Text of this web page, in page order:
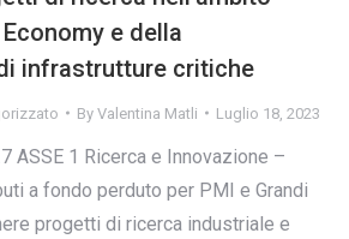
e della
infrastrutture critiche
By Valentina Matli Luglio 18, 2023
ASSE 1 Ricerca e Innovazione –
a fondo perduto per PMI e Grandi
progetti di ricerca industriale e